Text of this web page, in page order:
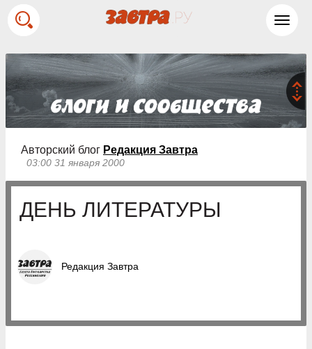
Авторский блог Редакция Завтра
03:00 31 января 2000
ДЕНЬ ЛИТЕРАТУРЫ
Редакция Завтра